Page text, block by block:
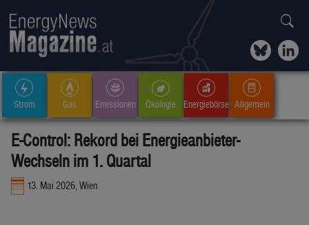
Strom Gas Emissionen Ökologie Energiebörse Allgemein
E-Control: Rekord bei Energieanbieter-
Wechseln im 1. Quartal
13. Mai 2026, Wien